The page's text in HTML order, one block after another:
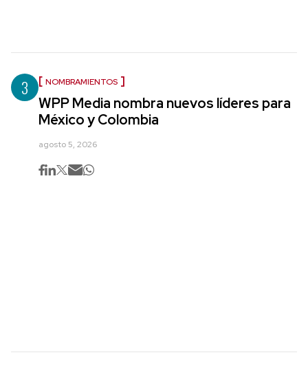
3 NOMBRAMIENTOS
WPP Media nombra nuevos líderes para
México y Colombia
agosto 5, 2026